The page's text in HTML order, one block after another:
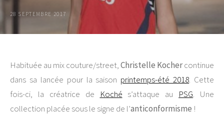
28 SEPTEMBRE 2017
Habituée au mix couture/street,Christelle Kochercontinue
dans sa lancée pour la saison printemps-été 2018. Cette
fois-ci, la créatrice de
Koché s’attaque au PSG. Une
collection placée sous le signe de l’anticonformisme !